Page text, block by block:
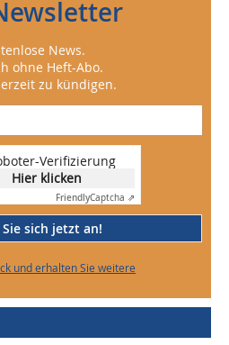
News.
ohne Heft-Abo.
zu kündigen.
Verifizierung
Hier klicken
FriendlyCaptcha ⇗
sich jetzt an!
und erhalten Sie weitere